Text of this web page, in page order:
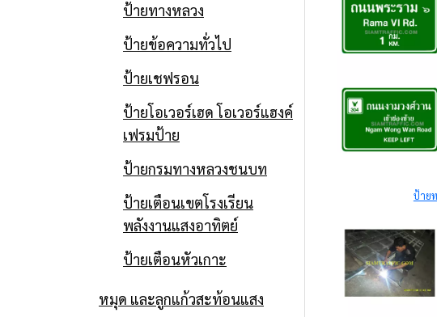
ป้ายทางหลวง
ป้ายข้อความทั่วไป
ป้ายเชฟรอน
ป้ายโอเวอร์เฮด โอเวอร์แฮงค์
เฟรมป้าย
ป้ายกรมทางหลวงชนบท
ป้ายเตือนเขตโรงเรียน
พลังงานแสงอาทิตย์
ป้ายเตือนหัวเกาะ
หมุด และลูกแก้วสะท้อนแสง
ป้าย